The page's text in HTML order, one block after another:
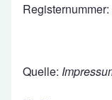
Quelle: